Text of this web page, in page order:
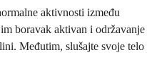
aktivnosti između
boravak aktivan i održavanje
Međutim, slušajte svoje telo